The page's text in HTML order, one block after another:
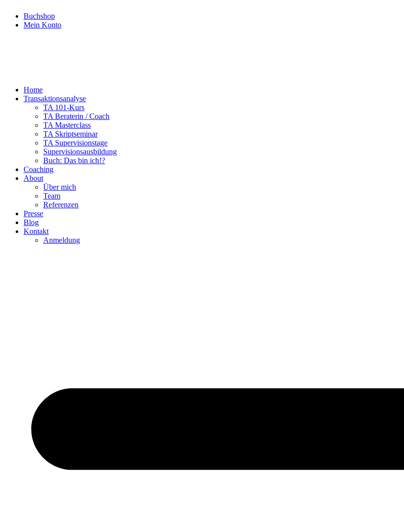
Buchshop
Mein Konto
Home
Transaktionsanalyse
TA 101-Kurs
TA Beraterin / Coach
TA Masterclass
TA Skriptseminar
TA Supervisionstage
Supervisionsausbildung
Buch: Das bin ich!?
Coaching
About
Über mich
Team
Referenzen
Presse
Blog
Kontakt
Anmeldung